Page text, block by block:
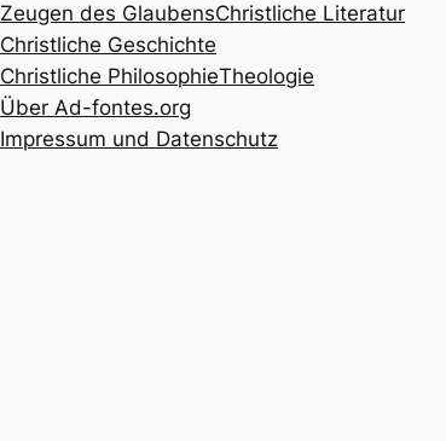
Zeugen des GlaubensChristliche Literatur
Christliche Geschichte
Christliche PhilosophieTheologie
Über Ad-fontes.org
Impressum und Datenschutz